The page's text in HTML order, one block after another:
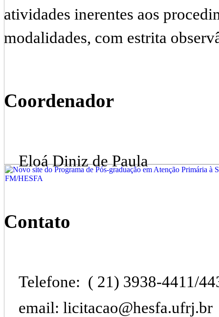
atividades inerentes aos
modalidades, com estrita
Coordenador
Eloá Diniz de Paula
Contato
Telefone: ( 21) 3938-4411/
email: licitacao@hesfa.ufrj.br